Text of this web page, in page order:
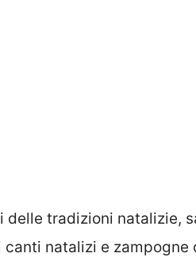
delle tradizioni natalizie,
canti natalizi e zampogne